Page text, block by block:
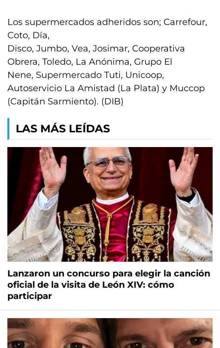
Los supermercados adheridos son; Carrefour,
Coto, Día,
Disco, Jumbo, Vea, Josimar, Cooperativa
Obrera, Toledo, La Anónima, Grupo El
Nene, Supermercado Tuti, Unicoop,
Autoservicio La Amistad (La Plata) y Muccop
(Capitán Sarmiento). (DIB)
LAS MÁS LEÍDAS
Lanzaron un concurso para elegir la canción
oficial de la visita de León XIV: cómo
participar